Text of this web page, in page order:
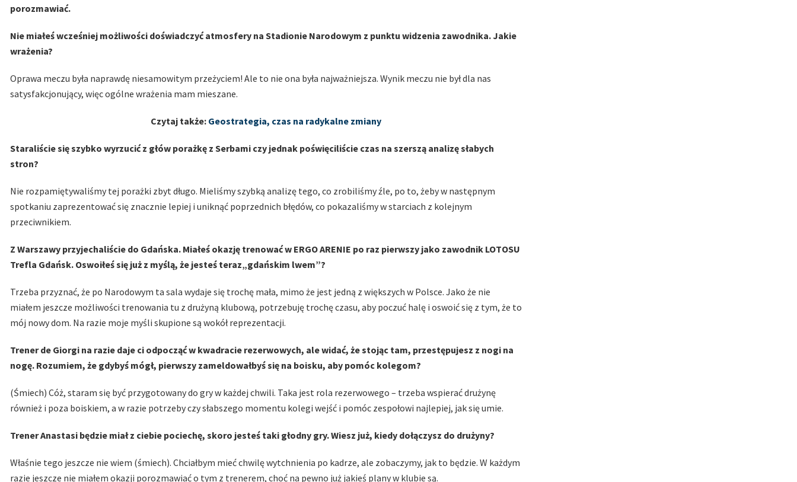
porozmawiać.
Nie miałeś wcześniej możliwości doświadczyć atmosfery na Stadionie Narodowym z punktu widzenia zawodnika. Jakie
wrażenia?
Oprawa meczu była naprawdę niesamowitym przeżyciem! Ale to nie ona była najważniejsza. Wynik meczu nie był dla nas
satysfakcjonujący, więc ogólne wrażenia mam mieszane.
Czytaj także: Geostrategia, czas na radykalne zmiany
Staraliście się szybko wyrzucić z głów porażkę z Serbami czy jednak poświęciliście czas na szerszą analizę słabych
stron?
Nie rozpamiętywaliśmy tej porażki zbyt długo. Mieliśmy szybką analizę tego, co zrobiliśmy źle, po to, żeby w następnym
spotkaniu zaprezentować się znacznie lepiej i uniknąć poprzednich błędów, co pokazaliśmy w starciach z kolejnym
przeciwnikiem.
Z Warszawy przyjechaliście do Gdańska. Miałeś okazję trenować w ERGO ARENIE po raz pierwszy jako zawodnik LOTOSU
Trefla Gdańsk. Oswoiłeś się już z myślą, że jesteś teraz„gdańskim lwem”?
Trzeba przyznać, że po Narodowym ta sala wydaje się trochę mała, mimo że jest jedną z większych w Polsce. Jako że nie
miałem jeszcze możliwości trenowania tu z drużyną klubową, potrzebuję trochę czasu, aby poczuć halę i oswoić się z tym, że to
mój nowy dom. Na razie moje myśli skupione są wokół reprezentacji.
Trener de Giorgi na razie daje ci odpocząć w kwadracie rezerwowych, ale widać, że stojąc tam, przestępujesz z nogi na
nogę. Rozumiem, że gdybyś mógł, pierwszy zameldowałbyś się na boisku, aby pomóc kolegom?
(Śmiech) Cóż, staram się być przygotowany do gry w każdej chwili. Taka jest rola rezerwowego – trzeba wspierać drużynę
również i poza boiskiem, a w razie potrzeby czy słabszego momentu kolegi wejść i pomóc zespołowi najlepiej, jak się umie.
Trener Anastasi będzie miał z ciebie pociechę, skoro jesteś taki głodny gry. Wiesz już, kiedy dołączysz do drużyny?
Właśnie tego jeszcze nie wiem (śmiech). Chciałbym mieć chwilę wytchnienia po kadrze, ale zobaczymy, jak to będzie. W każdym
razie jeszcze nie miałem okazji porozmawiać o tym z trenerem, choć na pewno już jakieś plany w klubie są.